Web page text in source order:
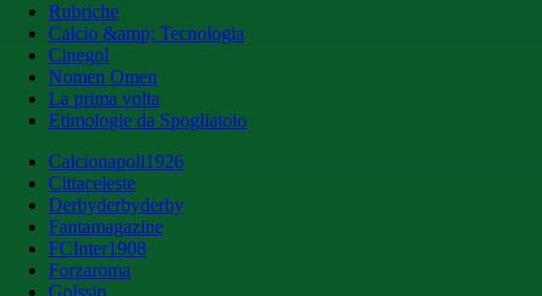
Rubriche
Calcio &amp; Tecnologia
Cinegol
Nomen Omen
La prima volta
Etimologie da Spogliatoio
Calcionapoli1926
Cittaceleste
Derbyderbyderby
Fantamagazine
FCInter1908
Forzaroma